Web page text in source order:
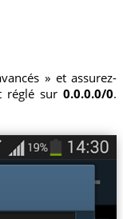
» et assurez-
réglé sur0.0.0.0/0.